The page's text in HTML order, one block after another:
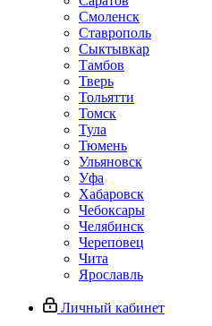
Смоленск
Ставрополь
Сыктывкар
Тамбов
Тверь
Тольятти
Томск
Тула
Тюмень
Ульяновск
Уфа
Хабаровск
Чебоксары
Челябинск
Череповец
Чита
Ярославль
Личный кабинет